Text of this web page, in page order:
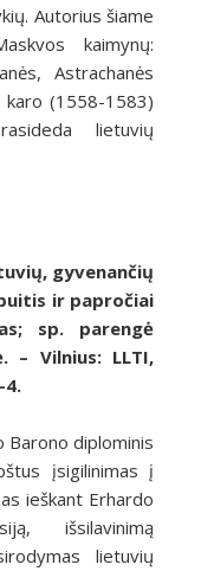
Autorius šiame
kaimynų:
Astrachanės
(1558-1583)
lietuvių
gyvenančių
ir papročiai
sp. parengė
– Vilnius: LLTI,
4.
Barono diplominis
įsigilinimas į
ieškant Erhardo
išsilavinimą
lietuvių